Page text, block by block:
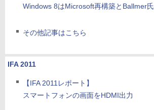
Windows 8はMicrosoft再構築とBallmer氏
その他記事はこちら
IFA 2011
【IFA 2011レポート】
スマートフォンの画面をHDMI出力